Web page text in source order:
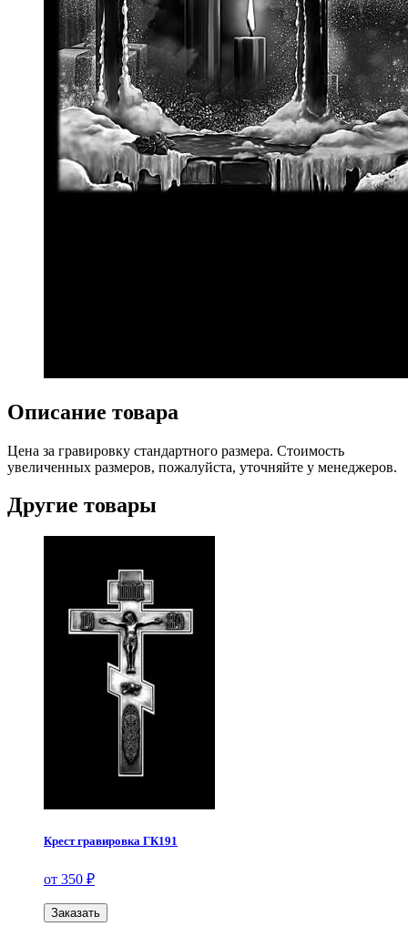
Описание товара
Цена за гравировку стандартного размера. Стоимость
увеличенных размеров, пожалуйста, уточняйте у менеджеров.
Другие товары
Крест гравировка ГК191
от 350 ₽
Заказать